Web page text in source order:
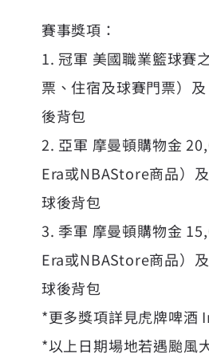
賽事獎項：
1. 冠軍 美國職業籃球賽
票、住宿及球賽門票）
後背包
2. 亞軍 摩曼頓購物金
Era或NBAStore商品）
球後背包
3. 季軍 摩曼頓購物金
Era或NBAStore商品）
球後背包
*更多獎項詳見虎牌啤酒
*以上日期場地若遇颱風